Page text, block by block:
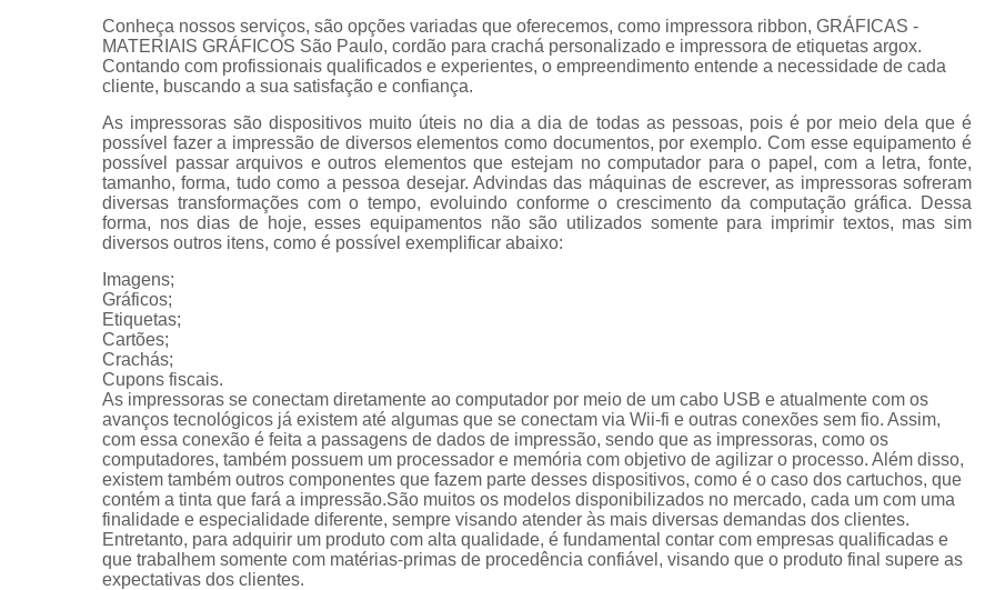
Cordinha de
Cordinha
Cordinha para
Cordão Crachá
Cordão de Crachá Personalizado
Cordão para Crachá com
Cordão
Cordão
Crachá de
Crachá de Identificação
Crachá em Branco
Crachá Identificação
Crachá com
Conheça nossos serviços, são opções variadas que oferecemos, como impressora ribbon, GRÁFICAS -
MATERIAIS GRÁFICOS São Paulo, cordão para crachá personalizado e impressora de etiquetas argox.
Contando com profissionais qualificados e experientes, o empreendimento entende a necessidade de cada
cliente, buscando a sua satisfação e confiança.
As impressoras são dispositivos muito úteis no dia a dia de todas as pessoas, pois é por meio dela que é
possível fazer a impressão de diversos elementos como documentos, por exemplo. Com esse equipamento é
possível passar arquivos e outros elementos que estejam no computador para o papel, com a letra, fonte,
tamanho, forma, tudo como a pessoa desejar. Advindas das máquinas de escrever, as impressoras sofreram
diversas transformações com o tempo, evoluindo conforme o crescimento da computação gráfica. Dessa
forma, nos dias de hoje, esses equipamentos não são utilizados somente para imprimir textos, mas sim
diversos outros itens, como é possível exemplificar abaixo:
Imagens;
Gráficos;
Etiquetas;
Cartões;
Crachás;
Cupons fiscais.
As impressoras se conectam diretamente ao computador por meio de um cabo USB e atualmente com os
avanços tecnológicos já existem até algumas que se conectam via Wii-fi e outras conexões sem fio. Assim,
com essa conexão é feita a passagens de dados de impressão, sendo que as impressoras, como os
computadores, também possuem um processador e memória com objetivo de agilizar o processo. Além disso,
existem também outros componentes que fazem parte desses dispositivos, como é o caso dos cartuchos, que
contém a tinta que fará a impressão.São muitos os modelos disponibilizados no mercado, cada um com uma
finalidade e especialidade diferente, sempre visando atender às mais diversas demandas dos clientes.
Entretanto, para adquirir um produto com alta qualidade, é fundamental contar com empresas qualificadas e
que trabalhem somente com matérias-primas de procedência confiável, visando que o produto final supere as
expectativas dos clientes.